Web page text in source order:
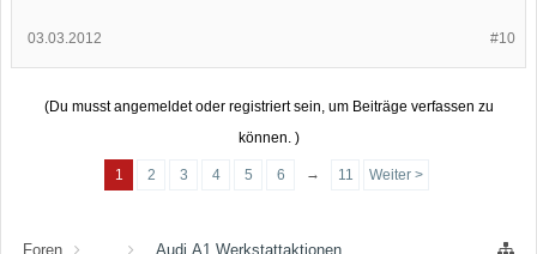
#10
03.03.2012
(Du musst angemeldet oder registriert sein, um Beiträge verfassen zu
können. )
1 2 3 4 5 6 → 11 Weiter >
Foren Audi A1 Werkstattaktionen